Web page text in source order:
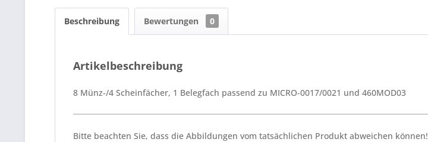
Beschreibung Bewertungen 0
Artikelbeschreibung
8 Münz-/4 Scheinfächer, 1 Belegfach passend zu MICRO-0017/0021 und 460MOD03
Bitte beachten Sie, dass die Abbildungen vom tatsächlichen Produkt abweichen können!